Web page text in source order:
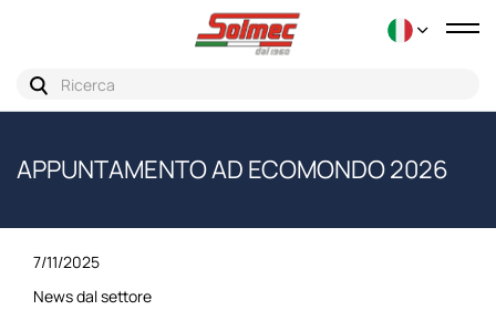
APPUNTAMENTO AD ECOMONDO 2026
7/11/2025
News dal settore